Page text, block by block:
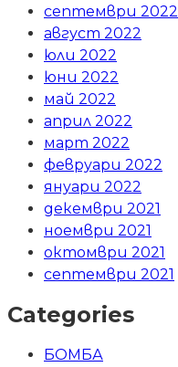
септември 2022
август 2022
юли 2022
юни 2022
май 2022
април 2022
март 2022
февруари 2022
януари 2022
декември 2021
ноември 2021
октомври 2021
септември 2021
Categories
БОМБА